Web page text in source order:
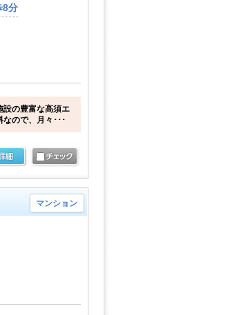
8分
の豊富な高須エ
ので、月々･･･
マンション